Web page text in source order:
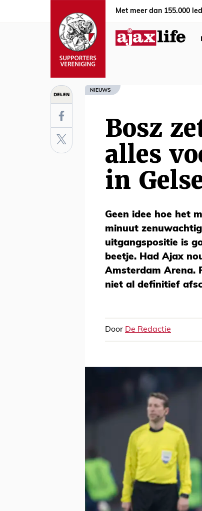
Met meer dan 155.000
DELEN NIEUWS
Bosz
alles
in
Geen idee hoe het
minuut
uitgangspositie is
beetje. Had Ajax
Amsterdam Arena.
niet al definitief
Door De Redactie